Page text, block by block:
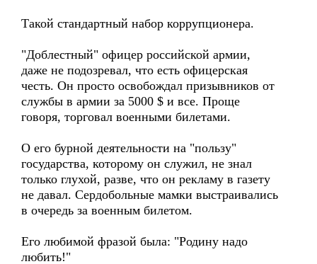
Такой стандартный набор коррупционера.
"Доблестный" офицер российской армии,
даже не подозревал, что есть офицерская
честь. Он просто освобождал призывников от
службы в армии за 5000 $ и все. Проще
говоря, торговал военными билетами.
О его бурной деятельности на "пользу"
государства, которому он служил, не знал
только глухой, разве, что он рекламу в газету
не давал. Сердобольные мамки выстраивались
в очередь за военным билетом.
Его любимой фразой была: "Родину надо
любить!"